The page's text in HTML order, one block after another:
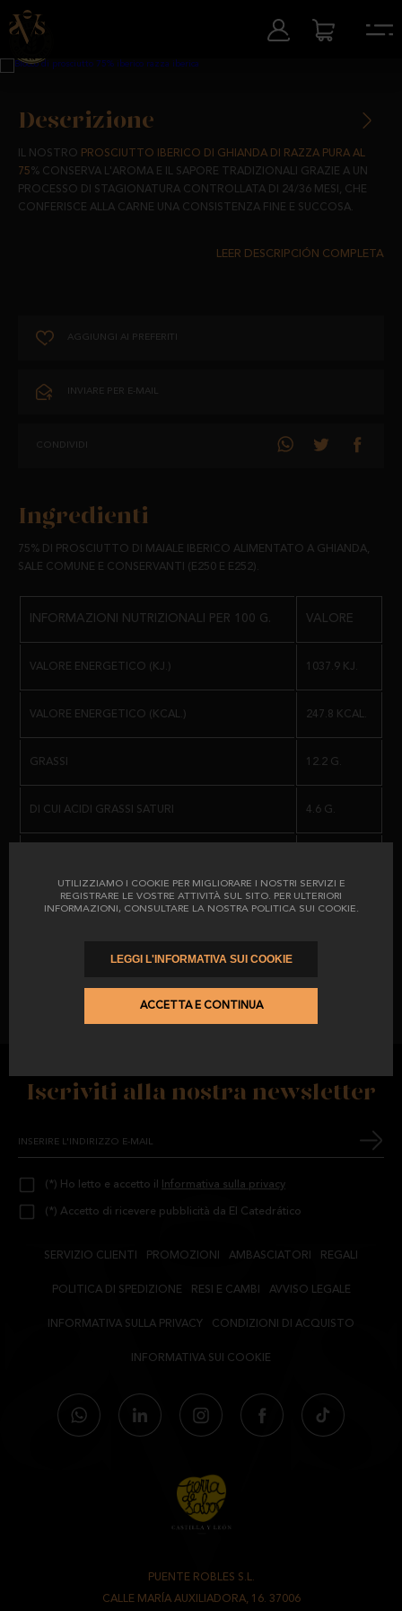
UTILIZZIAMO I COOKIE PER MIGLIORARE I NOSTRI SERVIZI E
REGISTRARE LE VOSTRE ATTIVITÀ SUL SITO. PER ULTERIORI
INFORMAZIONI, CONSULTARE LA NOSTRA POLITICA SUI COOKIE.
ACCETTA E CONTINUA
Descrizione
IL NOSTRO PROSCIUTTO IBERICO DI GHIANDA DI RAZZA PURA AL
75% CONSERVA L'AROMA E IL SAPORE TRADIZIONALI GRAZIE A UN
PROCESSO DI STAGIONATURA CONTROLLATA DI 24/36 MESI, CHE
CONFERISCE ALLA CARNE UNA CONSISTENZA FINE E SUCCOSA.
PROVIENE DA MAIALI IBERICI ALLEVATI IN LIBERTÀ NEI PASCOLI DI
UN ABBINAMENTO PERFETTO PER IL QUOTIDIANO CHE CONTIENE IL
ROUTINE.
UN PIACERE PER IL PALATO CHE DELIZIERÀ OGNI AMANTE DEL BUON
PROSCIUTTO, OLTRE A FORNIRCI UN'ALIMENTAZIONE
CONSERVAZIONE E DURATA:
CONSERVARE IN UN LUOGO FRESCO E ASCIUTTO, AL RIPARO DALLA
LUCE DIRETTA DEL SOLE.
DA CONSUMARSI PREFERIBILMENTE ENTRO 24 MESI.
SOTTOVUOTO.
HA IL CERTIFICATOCALICER PI/0649/15
, CHE GARANTISCE AL
CLIENTE E AL CONSUMATORE FINALE L'IMPEGNO DI UN LAVORO BEN
AGGIUNGI AI PREFERITI
INVIARE PER E-MAIL
CONDIVIDI
Ingredienti
75% DI PROSCIUTTO DI MAIALE IBERICO ALIMENTATO A GHIANDA,
SALE COMUNE E CONSERVANTI (E250 E E252).
INFORMAZIONI NUTRIZIONALI PER 100 G. VALORE
VALORE ENERGETICO (KJ.) 1037.9 KJ.
VALORE ENERGETICO (KCAL.) 247.8 KCAL.
GRASSI 12.2 G.
DI CUI ACIDI GRASSI SATURI 4.6 G.
DI CUI ZUCCHERI 5.0 G.
Iscriviti alla nostra newsletter
(*) Ho letto e accetto il Informativa sulla privacy
(*) Accetto di ricevere pubblicità da El Catedrático
SERVIZIO CLIENTI PROMOZIONI AMBASCIATORI REGALI
POLITICA DI SPEDIZIONE RESI E CAMBI AVVISO LEGALE
INFORMATIVA SULLA PRIVACY CONDIZIONI DI ACQUISTO
INFORMATIVA SUI COOKIE
PUENTE ROBLES S.L.
CALLE MARÍA AUXILIADORA, 16. 37006
LEGGI L'INFORMATIVA SUI COOKIE